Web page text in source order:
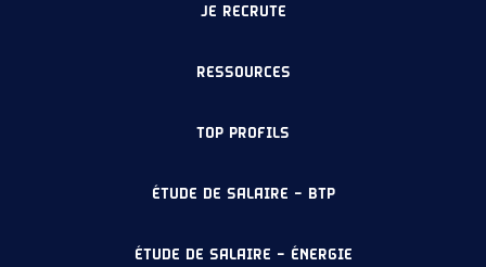
JE RECRUTE
RESSOURCES
TOP PROFILS
ÉTUDE DE SALAIRE – BTP
ÉTUDE DE SALAIRE – ÉNERGIE